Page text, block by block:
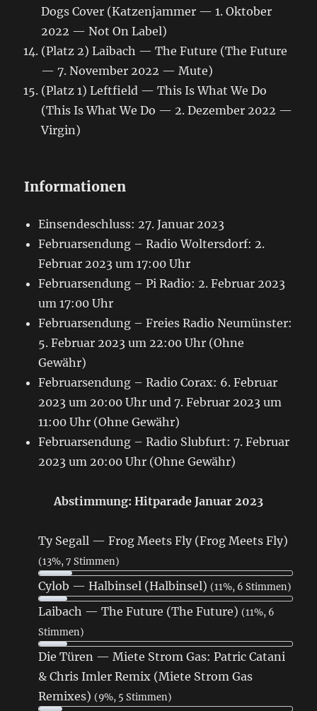
Dogs Cover (Katzenjammer — 1. Oktober
2022 — Not On Label)
(Platz 2) Laibach — The Future (The Future
— 7. November 2022 — Mute)
(Platz 1) Leftfield — This Is What We Do
(This Is What We Do — 2. Dezember 2022 —
Virgin)
Informationen
Einsendeschluss: 27. Januar 2023
Februarsendung – Radio Woltersdorf: 2.
Februar 2023 um 17:00 Uhr
Februarsendung – Pi Radio: 2. Februar 2023
um 17:00 Uhr
Februarsendung – Freies Radio Neumünster:
5. Februar 2023 um 22:00 Uhr (Ohne
Gewähr)
Februarsendung – Radio Corax: 6. Februar
2023 um 20:00 Uhr und 7. Februar 2023 um
11:00 Uhr (Ohne Gewähr)
Februarsendung – Radio Slubfurt: 7. Februar
2023 um 20:00 Uhr (Ohne Gewähr)
Abstimmung: Hitparade Januar 2023
Ty Segall — Frog Meets Fly (Frog Meets Fly)
(13%, 7 Stimmen)
Cylob — Halbinsel (Halbinsel) (11%, 6 Stimmen)
Laibach — The Future (The Future) (11%, 6
Stimmen)
Die Türen — Miete Strom Gas: Patric Catani
& Chris Imler Remix (Miete Strom Gas
Remixes) (9%, 5 Stimmen)